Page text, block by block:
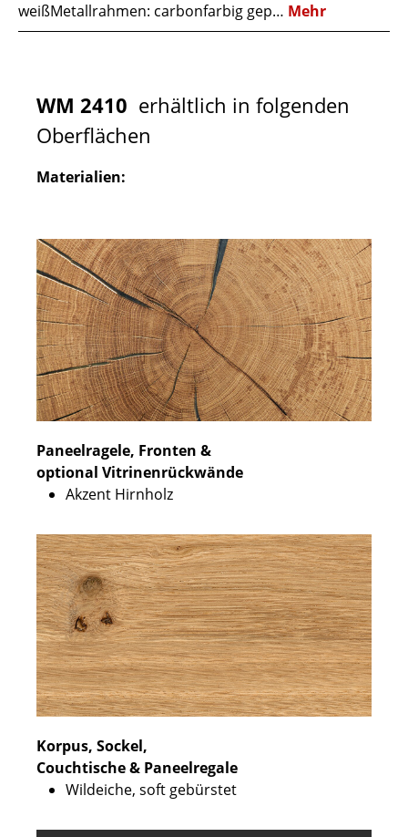
weißMetallrahmen: carbonfarbig gep… Mehr
WM 2410 erhältlich in folgenden
Oberflächen
Materialien:
Paneelragele, Fronten &
optional Vitrinenrückwände
Akzent Hirnholz
Korpus, Sockel,
Couchtische & Paneelregale
Wildeiche, soft gebürstet